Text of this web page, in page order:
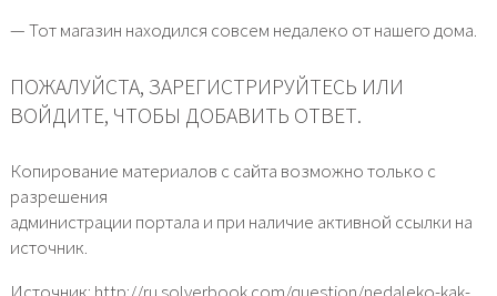
— Тот магазин находился совсем недалеко от нашего дома.
ПОЖАЛУЙСТА, ЗАРЕГИСТРИРУЙТЕСЬ ИЛИ
ВОЙДИТЕ, ЧТОБЫ ДОБАВИТЬ ОТВЕТ.
Копирование материалов с сайта возможно только с
разрешения
администрации портала и при наличие активной ссылки на
источник.